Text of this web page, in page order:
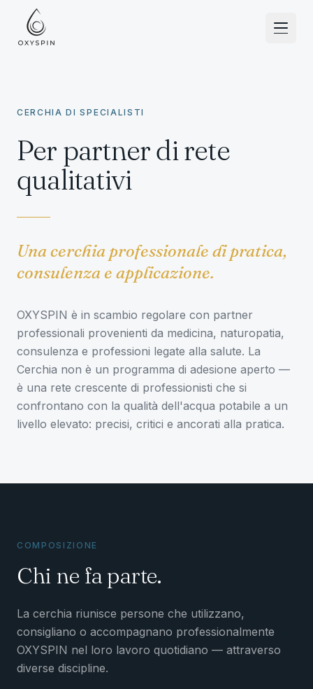
Zum Inhalt springen
CERCHIA DI SPECIALISTI
Per partner di rete
qualitativi
Una cerchia professionale di pratica,
consulenza e applicazione.
OXYSPIN è in scambio regolare con partner
professionali provenienti da medicina, naturopatia,
consulenza e professioni legate alla salute. La
Cerchia non è un programma di adesione aperto —
è una rete crescente di professionisti che si
confrontano con la qualità dell'acqua potabile a un
livello elevato: precisi, critici e ancorati alla pratica.
COMPOSIZIONE
Chi ne fa parte.
La cerchia riunisce persone che utilizzano,
consigliano o accompagnano professionalmente
OXYSPIN nel loro lavoro quotidiano — attraverso
diverse discipline.